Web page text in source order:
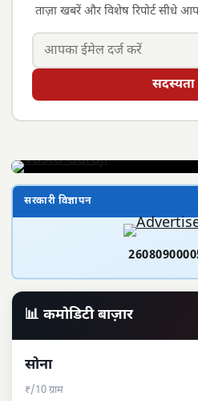
ताज़ा खबरें और विशेष रिपोर्ट सीधे
सरकारी विज्ञापन
📊 कमोडिटी बाज़ार
सोना
₹/10 ग्राम